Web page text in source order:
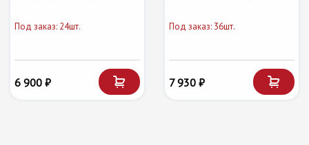
Под заказ: 24шт.
6 900 ₽
Под заказ: 36шт.
7 930 ₽